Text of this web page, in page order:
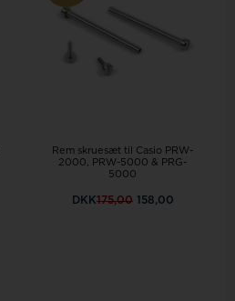
Rem skruesæt til Casio PRW-
2000, PRW-5000 & PRG-
5000
DKK175,00 158,00